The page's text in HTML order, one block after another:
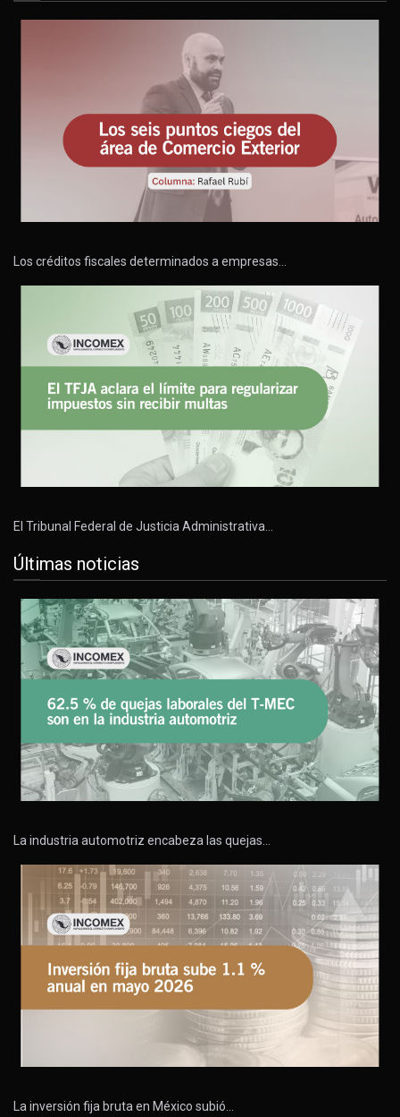
Los créditos fiscales determinados a empresas…
El Tribunal Federal de Justicia Administrativa…
Últimas noticias
La industria automotriz encabeza las quejas…
La inversión fija bruta en México subió…